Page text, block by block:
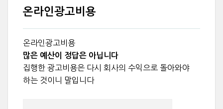
온라인광고비용
온라인광고비용
많은 예산이 정답은 아닙니다
집행한 광고비용은 다시 회사의 수익으로 돌아와야
하는 것이니 말입니다